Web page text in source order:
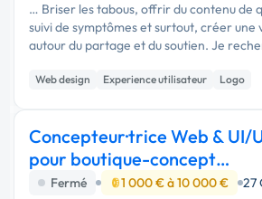
… Briser les tabous, offrir du contenu de
suivi de symptômes et surtout, créer une
autour du partage et du soutien. Je
un·e UI/UX designer motivé·e pour
cette belle …
Web design Experience utilisateur Logo
Concepteur·trice Web & UI/
pour boutique-concept
interactive AR +3D
Fermé 1 000 € à 10 000 € 27